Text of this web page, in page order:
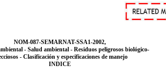
NOM-087-SEMARNAT-SSA1-2002,
- Salud ambiental - Residuos peligrosos biológico-
- Clasificación y especificaciones de manejo
INDICE